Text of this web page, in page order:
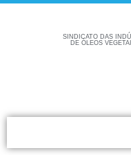
SINDICATO DAS
DE ÓLEOS